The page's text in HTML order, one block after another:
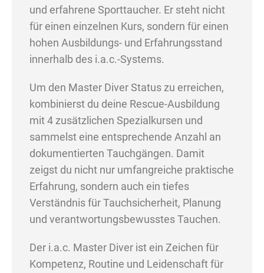
und erfahrene Sporttaucher. Er steht nicht
für einen einzelnen Kurs, sondern für einen
hohen Ausbildungs- und Erfahrungsstand
innerhalb des i.a.c.-Systems.
Um den Master Diver Status zu erreichen,
kombinierst du deine Rescue-Ausbildung
mit 4 zusätzlichen Spezialkursen und
sammelst eine entsprechende Anzahl an
dokumentierten Tauchgängen. Damit
zeigst du nicht nur umfangreiche praktische
Erfahrung, sondern auch ein tiefes
Verständnis für Tauchsicherheit, Planung
und verantwortungsbewusstes Tauchen.
Der i.a.c. Master Diver ist ein Zeichen für
Kompetenz, Routine und Leidenschaft für